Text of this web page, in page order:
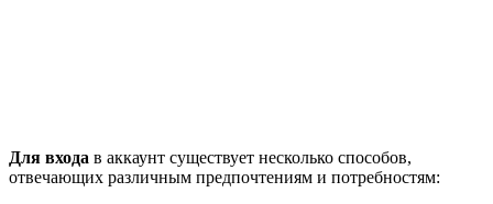
Для входа в аккаунт существует несколько способов,
отвечающих различным предпочтениям и потребностям: